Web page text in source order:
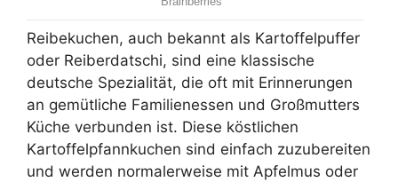
Reibekuchen, auch bekannt als Kartoffelpuffer
oder Reiberdatschi, sind eine klassische
deutsche Spezialität, die oft mit Erinnerungen
an gemütliche Familienessen und Großmutters
Küche verbunden ist. Diese köstlichen
Kartoffelpfannkuchen sind einfach zuzubereiten
und werden normalerweise mit Apfelmus oder